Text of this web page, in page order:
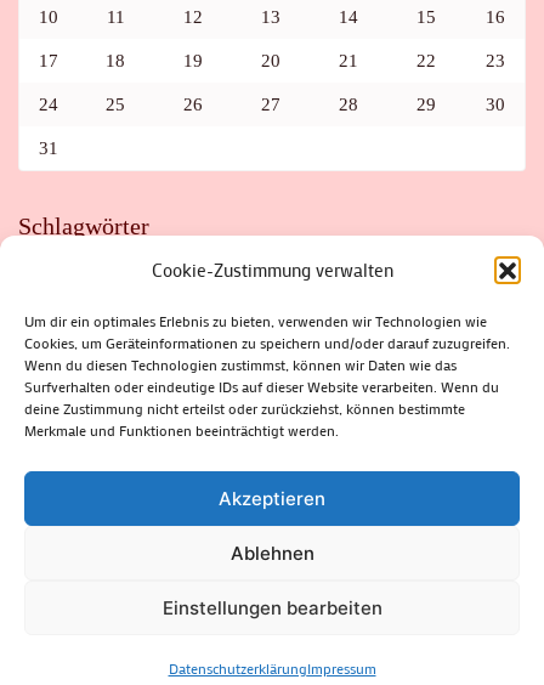
Cookie-Zustimmung verwalten
Um dir ein optimales Erlebnis zu bieten, verwenden wir Technologien wie
Cookies, um Geräteinformationen zu speichern und/oder darauf zuzugreifen.
Wenn du diesen Technologien zustimmst, können wir Daten wie das
Surfverhalten oder eindeutige IDs auf dieser Website verarbeiten. Wenn du
deine Zustimmung nicht erteilst oder zurückziehst, können bestimmte
Merkmale und Funktionen beeinträchtigt werden.
Akzeptieren
Ablehnen
Einstellungen bearbeiten
DatenschutzerklärungImpressum
10 11 12 13 14 15 16
17 18 19 20 21 22 23
24 25 26 27 28 29 30
31
Schlagwörter
FAHRRAD
FLOHMARKT FOLK GEWINNSPIEL
HITZE
HITZEFALLE AUTO
IRISH DANCE JAZZ
KABARETT
KINDER
KIRMES KLASSIK
KLEINE SUHLER REIHE
KRIMI
KULTUR LESUNG LOTTO
MEININGEN
PARASITEN
PILZE SCHLEUSINGEN
SCHULWEG
SOMMERFERIEN
SPORT SRH
STADTFEST
STADTMARKETING
STRASSENSPERRUNG
SUHL
SUHLER FRÜHLING
SUHLER STADTMARKETING
THÜRINGER WALD
ZELLA-MEHLIS
(c) Rhön-Rennsteig-Verlag 2024. Alle Rechte vorbehalten.
Datenschutzerklärung